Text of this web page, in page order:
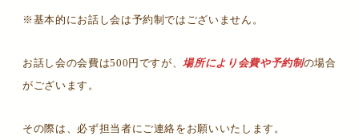
※基本的にお話し会は予約制ではございません。
お話し会の会費は500円ですが、場所により会費や予約制の場合
がございます。
その際は、必ず担当者にご連絡をお願いいたします。